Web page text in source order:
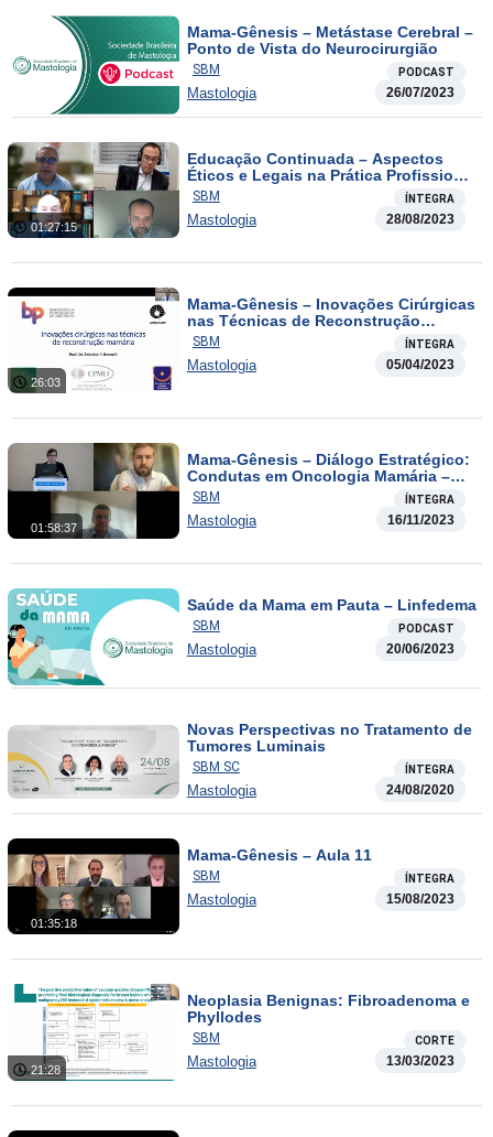
Mama-Gênesis – Metástase Cerebral –
Ponto de Vista do Neurocirurgião
SBM PODCAST
Mastologia 26/07/2023
01:27:15
Educação Continuada – Aspectos
Éticos e Legais na Prática Profissional
– Aula 04
SBM ÍNTEGRA
Mastologia 28/08/2023
26:03
Mama-Gênesis – Inovações Cirúrgicas
nas Técnicas de Reconstrução
Mamária
SBM ÍNTEGRA
Mastologia 05/04/2023
01:58:37
Mama-Gênesis – Diálogo Estratégico:
Condutas em Oncologia Mamária –
Aula 13
SBM ÍNTEGRA
Mastologia 16/11/2023
Saúde da Mama em Pauta – Linfedema
SBM PODCAST
Mastologia 20/06/2023
Novas Perspectivas no Tratamento de
Tumores Luminais
SBM SC ÍNTEGRA
Mastologia 24/08/2020
01:35:18
Mama-Gênesis – Aula 11
SBM ÍNTEGRA
Mastologia 15/08/2023
21:28
Neoplasia Benignas: Fibroadenoma e
Phyllodes
SBM CORTE
Mastologia 13/03/2023